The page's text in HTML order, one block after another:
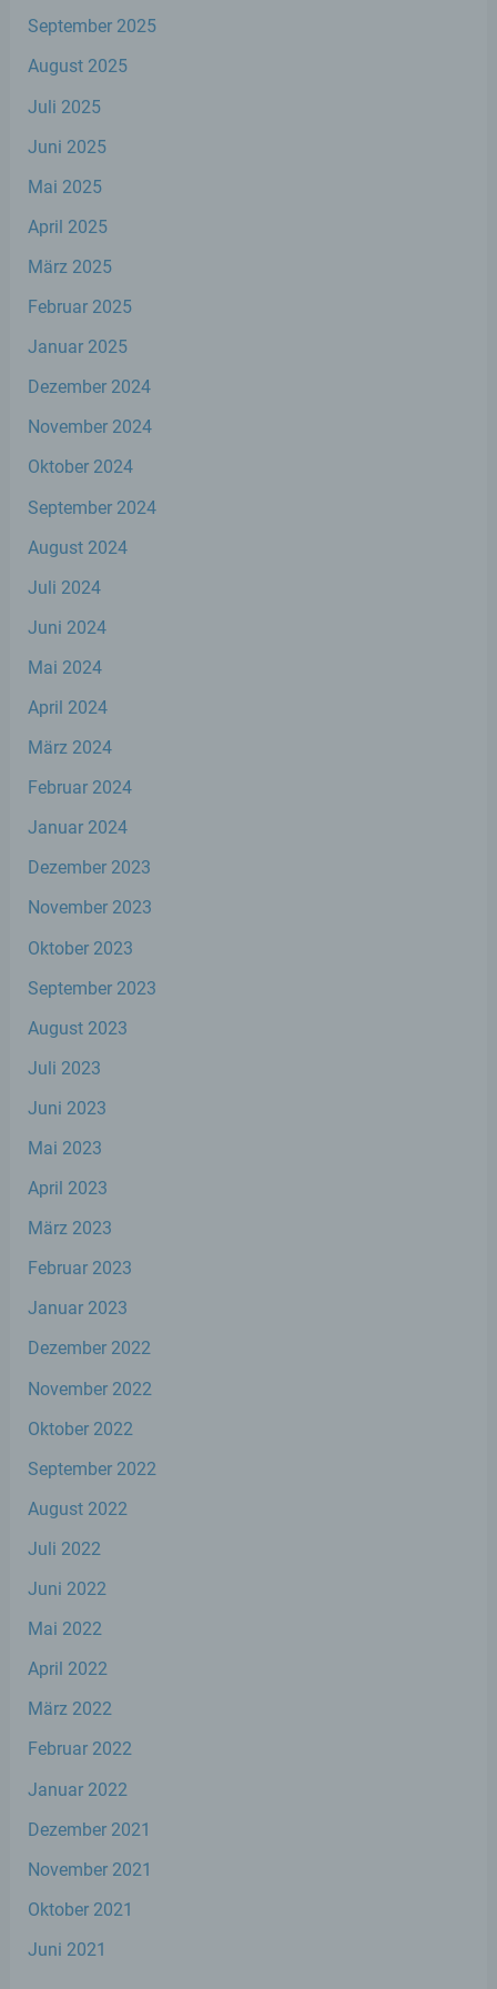
September 2025
August 2025
Juli 2025
Juni 2025
Mai 2025
April 2025
März 2025
Februar 2025
Januar 2025
Dezember 2024
November 2024
Oktober 2024
September 2024
August 2024
Juli 2024
Juni 2024
Mai 2024
April 2024
März 2024
Februar 2024
Januar 2024
Dezember 2023
November 2023
Oktober 2023
September 2023
August 2023
Juli 2023
Juni 2023
Mai 2023
April 2023
März 2023
Februar 2023
Januar 2023
Dezember 2022
November 2022
Oktober 2022
September 2022
August 2022
Juli 2022
Juni 2022
Mai 2022
April 2022
März 2022
Februar 2022
Januar 2022
Dezember 2021
November 2021
Oktober 2021
Juni 2021
wirtschaftlicher Lage, Gesundheit,
Zuverlässigkeit, Verhalten, Aufenthaltsort
Pseudonymisierung ist die Verarbeitung
personenbezogener Daten in einer Weise,
auf welche die personenbezogenen Daten
ohne Hinzuziehung zusätzlicher
Informationen nicht mehr einer spezifischen
betroffenen Person zugeordnet werden
Informationen gesondert aufbewahrt
organisatorischen Maßnahmen unterliegen,
personenbezogenen Daten nicht einer
natürlichen Person zugewiesen werden.
juristische Person, Behörde, Einrichtung
oder andere Stelle, die allein oder
gemeinsam mit anderen über die Zwecke
personenbezogenen Daten entscheidet.
Verarbeitung durch das Unionsrecht oder
so kann der Verantwortliche
Kriterien seiner Benennung nach dem
Mitgliedstaaten vorgesehen werden.
h) Auftragsverarbeiter
juristische Person, Behörde, Einrichtung
i) Empfänger
juristische Person, Behörde, Einrichtung
Daten offengelegt werden, unabhängig
handelt oder nicht. Behörden, die im
Rahmen eines bestimmten
Untersuchungsauftrags nach dem
Unionsrecht oder dem Recht der
Mitgliedstaaten möglicherweise
personenbezogene Daten erhalten, gelten
j) Dritter
Person, Behörde, Einrichtung oder andere
Verantwortlichen, dem Auftragsverarbeiter
unmittelbaren Verantwortung des
Verantwortlichen oder des
Auftragsverarbeiters befugt sind, die
personenbezogenen Daten zu verarbeiten.
Einwilligung ist jede von der betroffenen